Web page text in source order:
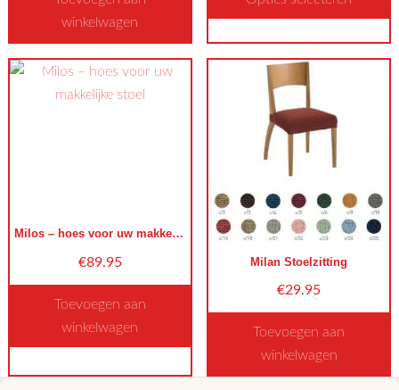
winkelwagen
product
heeft
gekozen
worden
op
de
productpagina
Milos – hoes voor uw makkelijke stoel
€89.95
Toevoegen aan
winkelwagen
product
Milan Stoelzitting
€29.95
Toevoegen aan
winkelwagen